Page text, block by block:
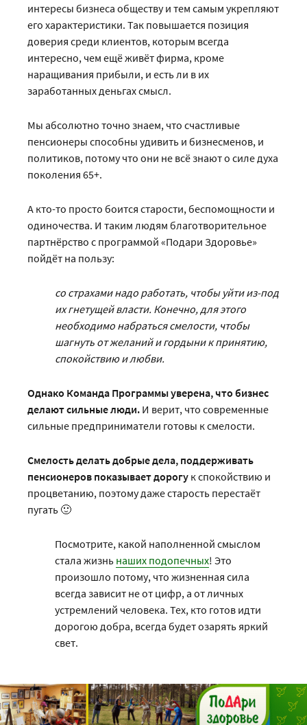
интересы бизнеса обществу и тем самым укрепляют
его характеристики. Так повышается позиция
доверия среди клиентов, которым всегда
интересно, чем ещё живёт фирма, кроме
наращивания прибыли, и есть ли в их
заработанных деньгах смысл.
Мы абсолютно точно знаем, что счастливые
пенсионеры способны удивить и бизнесменов, и
политиков, потому что они не всё знают о силе духа
поколения 65+.
А кто-то просто боится старости, беспомощности и
одиночества. И таким людям благотворительное
партнёрство с программой «Подари Здоровье»
пойдёт на пользу:
со страхами надо работать, чтобы уйти из-под
их гнетущей власти. Конечно, для этого
необходимо набраться смелости, чтобы
шагнуть от желаний и гордыни к принятию,
спокойствию и любви.
Однако Команда Программы уверена, что бизнес
делают сильные люди. И верит, что современные
сильные предприниматели готовы к смелости.
Смелость делать добрые дела, поддерживать
пенсионеров показывает дорогу к спокойствию и
процветанию, поэтому даже старость перестаёт
пугать 🙂
Посмотрите, какой наполненной смыслом
стала жизнь наших подопечных! Это
произошло потому, что жизненная сила
всегда зависит не от цифр, а от личных
устремлений человека. Тех, кто готов идти
дорогою добра, всегда будет озарять яркий
свет.